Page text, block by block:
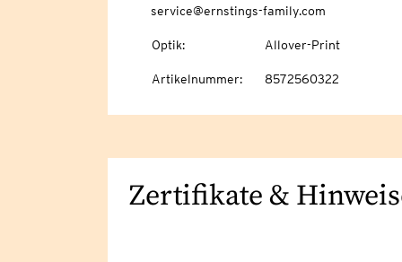
service@ernstings-family.com
Optik: Allover-Print
Artikelnummer: 8572560322
Zertifikate &